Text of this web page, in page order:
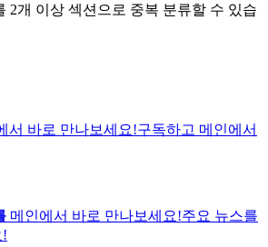
2개 이상 섹션으로 중복 분류할 수 있습
서 바로 만나보세요!구독하고 메인에서
메인에서 바로 만나보세요!주요 뉴스를
!